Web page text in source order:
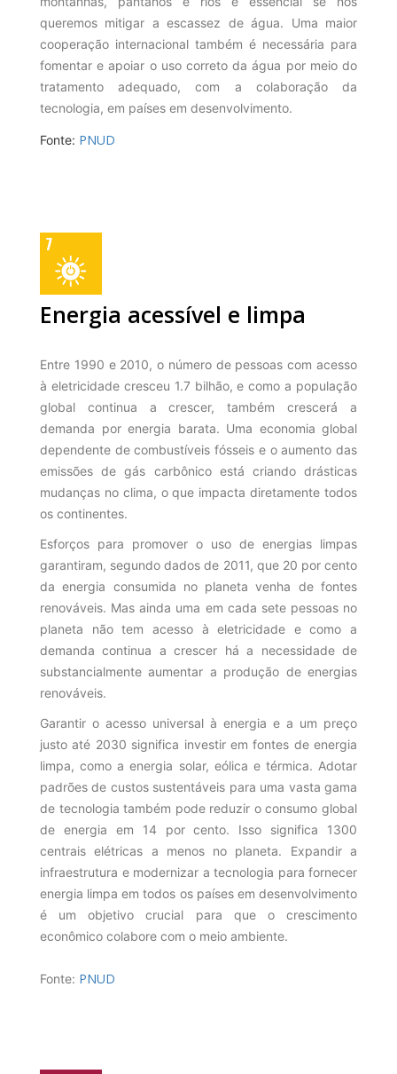
queremos mitigar a escassez de água. Uma maior
cooperação internacional também é necessária para
fomentar e apoiar o uso correto da água por meio do
tratamento adequado, com a colaboração da
tecnologia, em países em desenvolvimento.
Fonte: PNUD
Energia acessível e limpa
Entre 1990 e 2010, o número de pessoas com acesso
à eletricidade cresceu 1.7 bilhão, e como a população
global continua a crescer, também crescerá a
demanda por energia barata. Uma economia global
dependente de combustíveis fósseis e o aumento das
emissões de gás carbônico está criando drásticas
mudanças no clima, o que impacta diretamente todos
os continentes.
Esforços para promover o uso de energias limpas
garantiram, segundo dados de 2011, que 20 por cento
da energia consumida no planeta venha de fontes
renováveis. Mas ainda uma em cada sete pessoas no
planeta não tem acesso à eletricidade e como a
demanda continua a crescer há a necessidade de
substancialmente aumentar a produção de energias
renováveis.
Garantir o acesso universal à energia e a um preço
justo até 2030 significa investir em fontes de energia
limpa, como a energia solar, eólica e térmica. Adotar
padrões de custos sustentáveis para uma vasta gama
de tecnologia também pode reduzir o consumo global
de energia em 14 por cento. Isso significa 1300
centrais elétricas a menos no planeta. Expandir a
infraestrutura e modernizar a tecnologia para fornecer
energia limpa em todos os países em desenvolvimento
é um objetivo crucial para que o crescimento
econômico colabore com o meio ambiente.
Fonte: PNUD